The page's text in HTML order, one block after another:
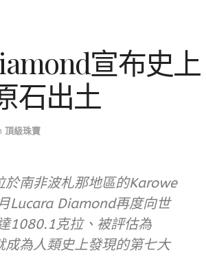
宣布史上
石出土
頂級珠寶
南非波札那地區的Karowe
Lucara Diamond再度向世
1080.1克拉、被評估為
為人類史上發現的第七大